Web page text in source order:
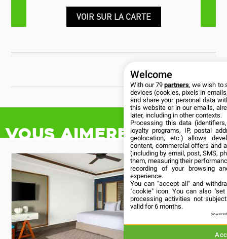
VOIR SUR LA CARTE
CUBANÍA
Vous aimerez aussi
Welcome
With our 79partners, we wish to
devices (cookies, pixels in
and share your personal data
this website or in our emails,
later, including in other contexts.
Processing this data
loyalty programs, IP, postal
geolocation, etc.) allows
content, commercial offers and
(including by email, post, SMS,
them, measuring their
recording of your browsing
experience.
You can "accept all" and
"cookie" icon. You can also
processing activities not
valid for 6 months.